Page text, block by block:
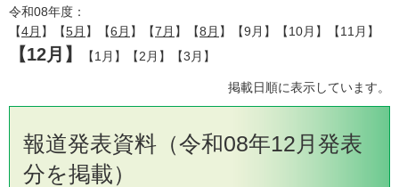
令和08年度：
【4月 】【5月 】【6月 】【7月 】【8月 】【9月】【10月】【11月】
【12月】 【1月】【2月】【3月】
掲載日順に表示しています。
報道発表資料（令和08年12月発表
分を掲載）